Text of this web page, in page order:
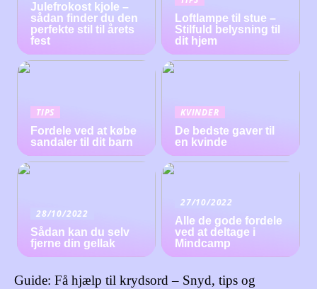
Julefrokost kjole –
sådan finder du den
perfekte stil til årets
fest
Loftlampe til stue –
Stilfuld belysning til
dit hjem
TIPS
Fordele ved at købe
sandaler til dit barn
KVINDER
De bedste gaver til
en kvinde
28/10/2022
Sådan kan du selv
fjerne din gellak
27/10/2022
Alle de gode fordele
ved at deltage i
Mindcamp
Guide: Få hjælp til krydsord – Snyd, tips og